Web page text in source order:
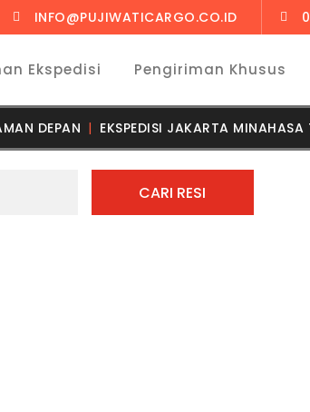
INFO@PUJIWATICARGO.CO.ID
Ekspedisi Pengiriman Khusus
DEPAN EKSPEDISI JAKARTA